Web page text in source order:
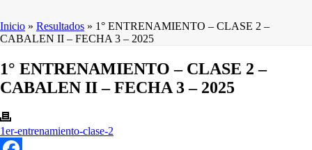
Inicio » Resultados » 1° ENTRENAMIENTO – CLASE 2 –
CABALEN II – FECHA 3 – 2025
1° ENTRENAMIENTO – CLASE 2 –
CABALEN II – FECHA 3 – 2025
1er-entrenamiento-clase-2